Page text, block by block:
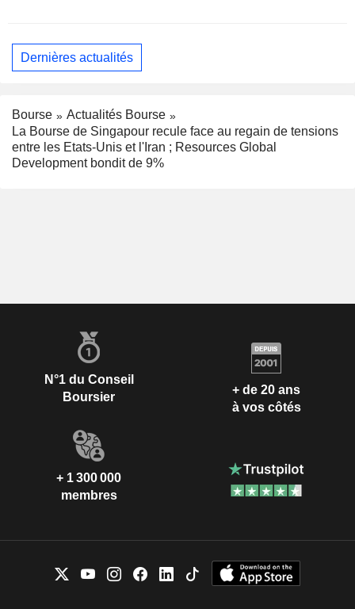
Dernières actualités
Bourse
Actualités Bourse
La Bourse de Singapour recule face au regain de tensions
entre les Etats-Unis et l'Iran ; Resources Global
Development bondit de 9%
N°1 du Conseil
Boursier
+ de 20 ans
à vos côtés
+ 1 300 000
membres